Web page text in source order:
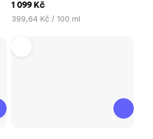
1 099 Kč
Měrná
399,64 Kč / 100 ml